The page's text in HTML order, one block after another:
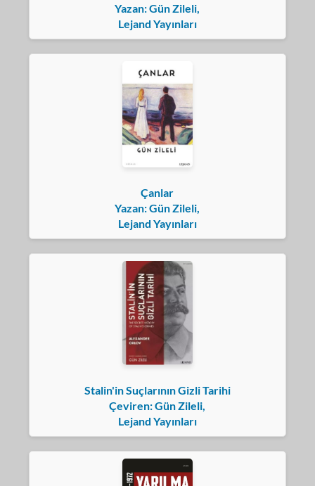
Yazan: Gün Zileli,
Lejand Yayınları
Çanlar
Yazan: Gün Zileli,
Lejand Yayınları
Stalin'in Suçlarının Gizli Tarihi
Çeviren: Gün Zileli,
Lejand Yayınları